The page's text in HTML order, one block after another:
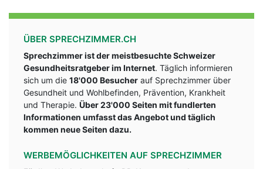
ÜBER SPRECHZIMMER.CH
Sprechzimmer ist der meistbesuchte Schweizer
Gesundheitsratgeber im Internet. Täglich informieren
sich um die 18'000 Besucher auf Sprechzimmer über
Gesundheit und Wohlbefinden, Prävention, Krankheit
und Therapie. Über 23'000 Seiten mit fundlerten
Informationen umfasst das Angebot und täglich
kommen neue Seiten dazu.
WERBEMÖGLICHKEITEN AUF SPRECHZIMMER